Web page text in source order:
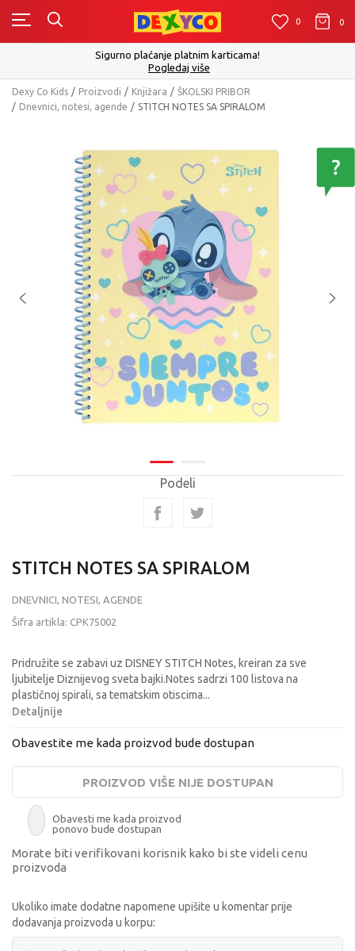
0 0
Sigurno plaćanje platnim karticama!
Pogledaj više
Dexy Co Kids Proizvodi Knjižara
ŠKOLSKI PRIBOR
Dnevnici, notesi, agende
STITCH NOTES SA SPIRALOM
Podeli
STITCH NOTES SA SPIRALOM
DNEVNICI, NOTESI, AGENDE
Šifra artikla: CPK75002
Pridružite se zabavi uz DISNEY STITCH Notes, kreiran za sve
ljubitelje Diznijevog sveta bajki.Notes sadrzi 100 listova na
plastičnoj spirali, sa tematskim otiscima...
Detaljnije
Obavestite me kada proizvod bude dostupan
PROIZVOD VIŠE NIJE DOSTUPAN
Obavesti me kada proizvod
ponovo bude dostupan
Morate biti verifikovani korisnik kako bi ste videli cenu
proizvoda
Ukoliko imate dodatne napomene upišite u komentar prije
dodavanja proizvoda u korpu: